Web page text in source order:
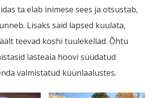
ta elab inimese sees ja otsustab,
Lisaks said lapsed kuulata,
teevad koshi tuulekellad. Õhtu
lasteaia hoovi süüdatud
valmistatud küünlaalustes.